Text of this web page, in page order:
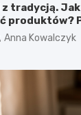
tradycją.
produktów?
Anna Kowalczyk